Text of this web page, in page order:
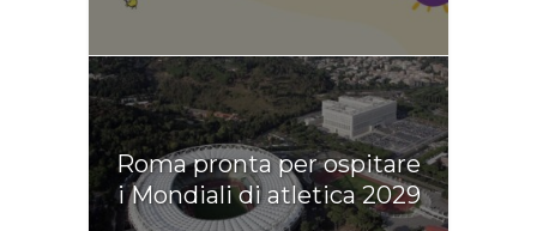
Roma pronta per ospitare
i Mondiali di atletica 2029